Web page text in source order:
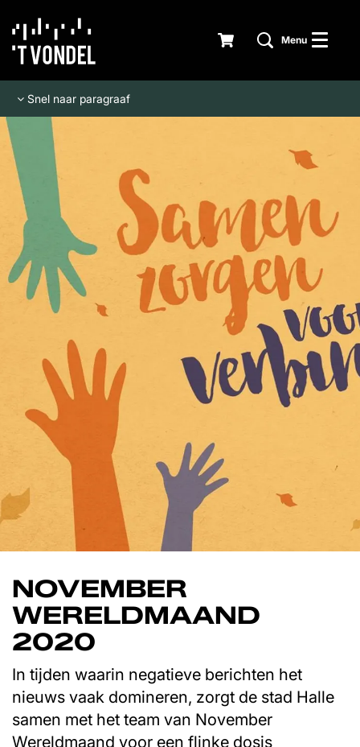
Menu
Snel naar paragraaf
NOVEMBER
WERELDMAAND
2020
In tijden waarin negatieve berichten het
nieuws vaak domineren, zorgt de stad Halle
samen met het team van November
Wereldmaand voor een flinke dosis